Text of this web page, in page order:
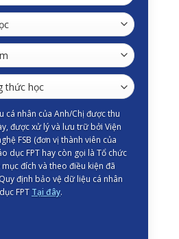
cá nhân của Anh/Chị được thu
được xử lý và lưu trữ bởi Viện
FSB (đơn vị thành viên của
dục FPT hay còn gọi là Tổ chức
mục đích và theo điều kiện đã
định bảo vệ dữ liệu cá nhân
FPT Tại đây.